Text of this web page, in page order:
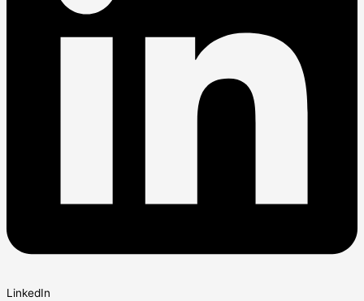
LinkedIn